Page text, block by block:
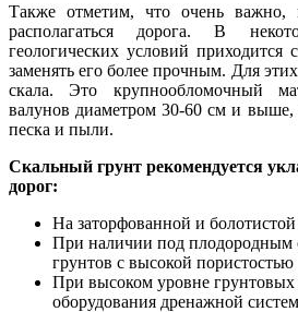
Также отметим, что очень важно,
располагаться дорога. В
геологических условий приходится
заменять его более прочным. Для
скала. Это крупнообломочный
валунов диаметром 30-60 см и выше,
песка и пыли.
Скальный грунт рекомендуется
дорог:
На заторфованной и
При наличии под плодородным
грунтов с высокой пористостью
При высоком уровне
оборудования дренажной